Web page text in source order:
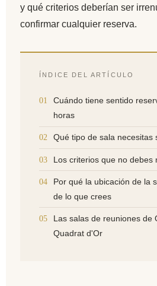
y qué criterios deberían ser
confirmar cualquier reserva.
ÍNDICE DEL ARTÍCULO
01
Cuándo tiene sentido
horas
02 Qué tipo de sala necesitas
03 Los criterios que no debes
04
Por qué la ubicación de la
de lo que crees
05
Las salas de reuniones de
Quadrat d'Or